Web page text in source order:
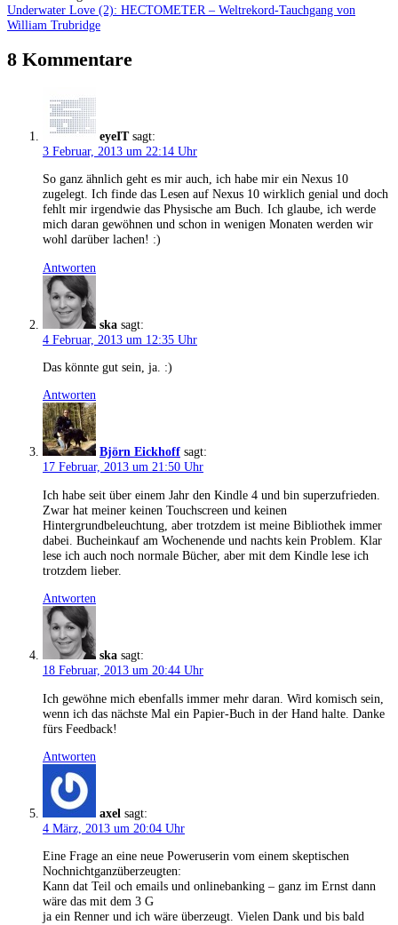
Underwater Love (2): HECTOMETER – Weltrekord-Tauchgang von
William Trubridge
8 Kommentare
eyeIT sagt:
3 Februar, 2013 um 22:14 Uhr
So ganz ähnlich geht es mir auch, ich habe mir ein Nexus 10
zugelegt. Ich finde das Lesen auf Nexus 10 wirklich genial und doch
fehlt mir irgendwie das Physische am Buch. Ich glaube, ich werde
mich daran gewöhnen und schon in wenigen Monaten werden wir
wohl darüber lachen! :)
Antworten
ska sagt:
4 Februar, 2013 um 12:35 Uhr
Das könnte gut sein, ja. :)
Antworten
Björn Eickhoff sagt:
17 Februar, 2013 um 21:50 Uhr
Ich habe seit über einem Jahr den Kindle 4 und bin superzufrieden.
Zwar hat meiner keinen Touchscreen und keinen
Hintergrundbeleuchtung, aber trotzdem ist meine Bibliothek immer
dabei. Bucheinkauf am Wochenende und nachts kein Problem. Klar
lese ich auch noch normale Bücher, aber mit dem Kindle lese ich
trotzdem lieber.
Antworten
ska sagt:
18 Februar, 2013 um 20:44 Uhr
Ich gewöhne mich ebenfalls immer mehr daran. Wird komisch sein,
wenn ich das nächste Mal ein Papier-Buch in der Hand halte. Danke
fürs Feedback!
Antworten
axel sagt:
4 März, 2013 um 20:04 Uhr
Eine Frage an eine neue Poweruserin vom einem skeptischen
Nochnichtganzüberzeugten:
Kann dat Teil och emails und onlinebanking – ganz im Ernst dann
wäre das mit dem 3 G
ja ein Renner und ich wäre überzeugt. Vielen Dank und bis bald